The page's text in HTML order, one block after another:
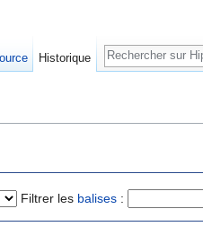
Filtrer les balises :
Historique
Rechercher